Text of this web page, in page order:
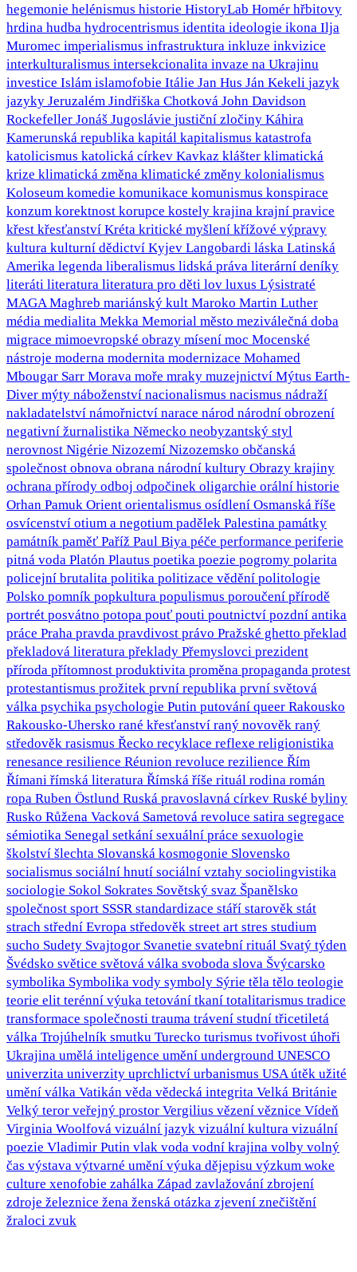
hegemonie helénismus historie HistoryLab Homér hřbitovy
hrdina hudba hydrocentrismus identita ideologie ikona Ilja
Muromec imperialismus infrastruktura inkluze inkvizice
interkulturalismus intersekcionalita invaze na Ukrajinu
investice Islám islamofobie Itálie Jan Hus Ján Kekeli jazyk
jazyky Jeruzalém Jindřiška Chotková John Davidson
Rockefeller Jonáš Jugoslávie justiční zločiny Káhira
Kamerunská republika kapitál kapitalismus katastrofa
katolicismus katolická církev Kavkaz klášter klimatická
krize klimatická změna klimatické změny kolonialismus
Koloseum komedie komunikace komunismus konspirace
konzum korektnost korupce kostely krajina krajní pravice
křest křesťanství Kréta kritické myšlení křížové výpravy
kultura kulturní dědictví Kyjev Langobardi láska Latinská
Amerika legenda liberalismus lidská práva literární deníky
literáti literatura literatura pro děti lov luxus Lýsistraté
MAGAMaghreb mariánský kult Maroko Martin Luther
média medialita Mekka Memorial město meziválečná doba
migrace mimoevropské obrazy mísení moc Mocenské
nástroje moderna modernita modernizace Mohamed
Mbougar Sarr Morava moře mraky muzejnictví Mýtus Earth-
Diver mýty náboženství nacionalismus nacismus nádraží
nakladatelství námořnictví narace národ národní obrození
negativní žurnalistika Německo neobyzantský styl
nerovnost Nigérie Nizozemí Nizozemsko občanská
společnost obnova obrana národní kultury Obrazy krajiny
ochrana přírody odboj odpočinek oligarchie orální historie
Orhan Pamuk Orient orientalismus osídlení Osmanská říše
osvícenství otium a negotium padělek Palestina památky
památník paměť Paříž Paul Biya péče performance periferie
pitná voda Platón Plautus poetika poezie pogromy polarita
policejní brutalita politika politizace vědění politologie
Polsko pomník popkultura populismus poroučení přírodě
portrét posvátno potopa pouť pouti poutnictví pozdní antika
práce Praha pravda pravdivost právo Pražské ghetto překlad
překladová literatura překlady Přemyslovci prezident
příroda přítomnost produktivita proměna propaganda protest
protestantismus prožitek první republika první světová
válka psychika psychologie Putin putování queer Rakousko
Rakousko-Uhersko rané křesťanství raný novověk raný
středověk rasismus Řecko recyklace reflexe religionistika
renesance resilience Réunion revoluce rezilience Řím
Římani římská literatura Římská říše rituál rodina román
ropa Ruben Östlund Ruská pravoslavná církev Ruské byliny
Rusko Růžena Vacková Sametová revoluce satira segregace
sémiotika Senegal setkání sexuální práce sexuologie
školství šlechta Slovanská kosmogonie Slovensko
socialismus sociální hnutí sociální vztahy sociolingvistika
sociologie Sokol Sokrates Sovětský svaz Španělsko
společnost sport SSSRstandardizace stáří starověk stát
strach střední Evropa středověk street art stres studium
sucho Sudety Svajtogor Svanetie svatební rituál Svatý týden
Švédsko světice světová válka svoboda slova Švýcarsko
symbolika Symbolika vody symboly Sýrie těla tělo teologie
teorie elit terénní výuka tetování tkaní totalitarismus tradice
transformace společnosti trauma trávení studní třicetiletá
válka Trojúhelník smutku Turecko turismus tvořivost úhoři
Ukrajina umělá inteligence umění underground UNESCO
univerzita univerzity uprchlictví urbanismus USAútěk užité
umění válka Vatikán věda vědecká integrita Velká Británie
Velký teror veřejný prostor Vergilius vězení věznice Vídeň
Virginia Woolfová vizuální jazyk vizuální kultura vizuální
poezie Vladimir Putin vlak voda vodní krajina volby volný
čas výstava výtvarné umění výuka dějepisu výzkum woke
culture xenofobie zahálka Západ zavlažování zbrojení
zdroje železnice žena ženská otázka zjevení znečištění
žraloci zvuk